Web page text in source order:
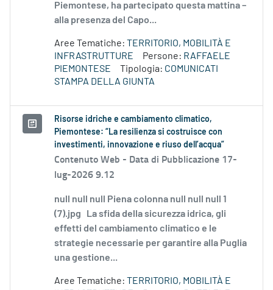
Piemontese, ha partecipato questa mattina –
alla presenza del Capo...
Aree Tematiche: TERRITORIO, MOBILITÀ E
INFRASTRUTTURE
Persone: RAFFAELE
PIEMONTESE
Tipologia: COMUNICATI
STAMPA DELLA GIUNTA
Risorse idriche e cambiamento climatico,
Piemontese: “La resilienza si costruisce con
investimenti, innovazione e riuso dell’acqua”
Contenuto Web - Data di Pubblicazione 17-
lug-2026 9.12
null null null Piena colonna null null null 1
(7).jpg La sfida della sicurezza idrica, gli
effetti del cambiamento climatico e le
strategie necessarie per garantire alla Puglia
una gestione...
Aree Tematiche: TERRITORIO, MOBILITÀ E